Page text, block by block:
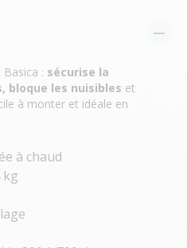
: sécurise la
bloque les nuisibles et
à monter et idéale en
à chaud
kg